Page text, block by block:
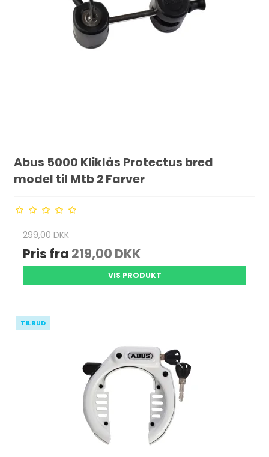
Abus 5000 Kliklås Protectus bred
model til Mtb 2 Farver
299,00 DKK
Pris fra 219,00 DKK
VIS PRODUKT
TILBUD